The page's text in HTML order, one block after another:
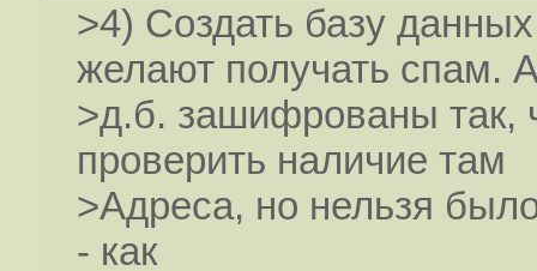
>4) Создать базу
желают получать спам.
>д.б. зашифрованы так,
проверить наличие там
>Адреса, но нельзя
- как